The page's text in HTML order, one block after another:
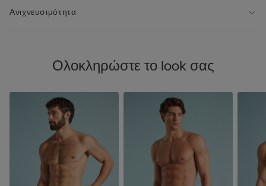
Ανιχνευσιμότητα
Ολοκληρώστε το look σας